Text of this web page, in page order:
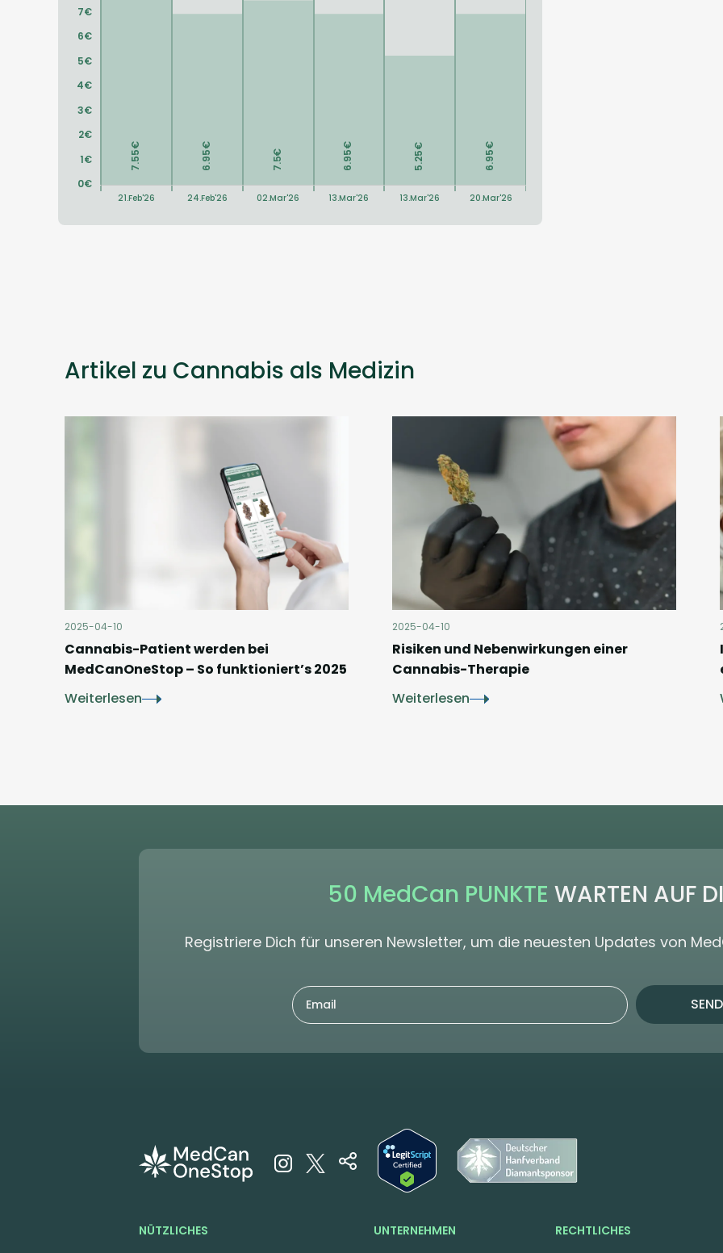
Artikel zu Cannabis als Medizin
2025-04-10
Cannabis-Patient werden bei
MedCanOneStop – So funktioniert’s 2025
Weiterlesen
2025-04-10
Risiken und Nebenwirkungen einer
Cannabis-Therapie
Weiterlesen
50 MedCan PUNKTE WARTEN AUF
Registriere Dich für unseren Newsletter, um die neuesten Updates von
NÜTZLICHES UNTERNEHMEN RECHTLICHES